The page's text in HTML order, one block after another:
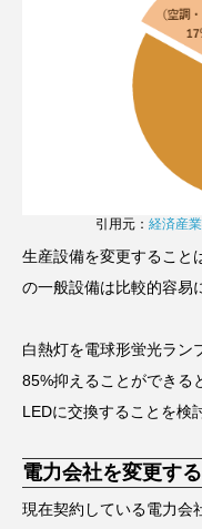
引用元： 経済産
生産設備を変更すること
の一般設備は比較的容易
白熱灯を電球形蛍光ラン
85%抑えることができる
LEDに交換することを検
電力会社を変更する
現在契約している電力会